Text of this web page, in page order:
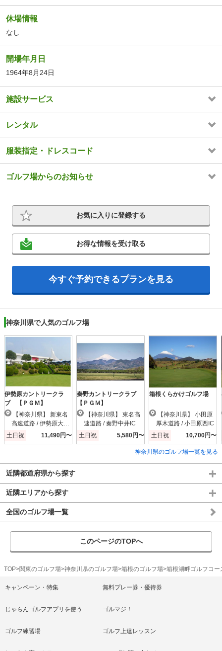
休場情報
なし
開場年月日
1964年8月24日
施設サービス
レンタル
服装指定・ドレスコード
ゴルフ場からのお知らせ
お気に入りに登録する
お得な情報を受け取る
今すぐ予約できるプランを見る
神奈川県で人気のゴルフ場
伊勢原カントリークラ
ブ 【ＰＧＭ】
高速道路 / 伊勢原大山I
C
土日祝 11,490円〜
秦野カントリークラブ
【ＰＧＭ】
速道路 / 秦野中井IC
土日祝
5,580円〜
箱根くらかけゴルフ場
厚木道路 / 小田原西IC
土日祝
10,700円〜
神奈川県のゴルフ場一覧を見る
近隣都道府県から探す
近隣エリアから探す
全国のゴルフ場一覧
このページのTOPへ
TOP 関東のゴルフ場 神奈川県のゴルフ場 箱根のゴルフ場 箱根湖畔ゴルフコー
キャンペーン・特集 無料プレー券・優待券
じゃらんゴルフアプリを使う ゴルマジ！
ゴルフ練習場 ゴルフ上達レッスン